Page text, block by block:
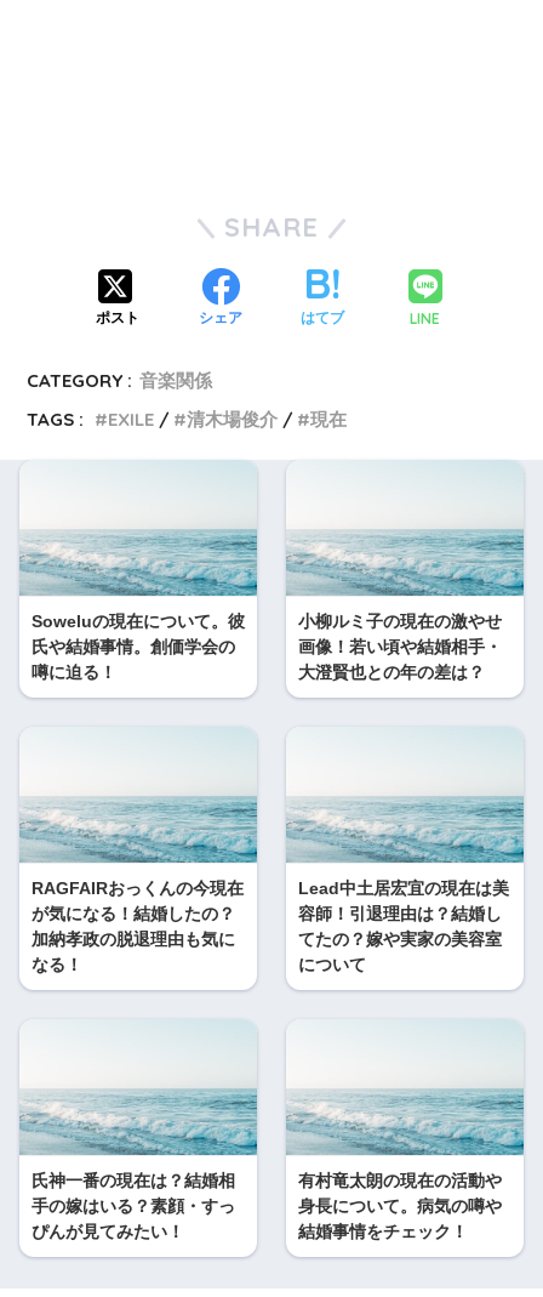
SHARE
ポスト シェア はてブ LINE
CATEGORY : 音楽関係
TAGS :
EXILE 清木場俊介 現在
Soweluの現在について。彼
氏や結婚事情。創価学会の
噂に迫る！
小柳ルミ子の現在の激やせ
画像！若い頃や結婚相手・
大澄賢也との年の差は？
RAGFAIRおっくんの今現在
が気になる！結婚したの？
加納孝政の脱退理由も気に
なる！
Lead中土居宏宜の現在は美
容師！引退理由は？結婚し
てたの？嫁や実家の美容室
について
氏神一番の現在は？結婚相
手の嫁はいる？素顔・すっ
ぴんが見てみたい！
有村竜太朗の現在の活動や
身長について。病気の噂や
結婚事情をチェック！